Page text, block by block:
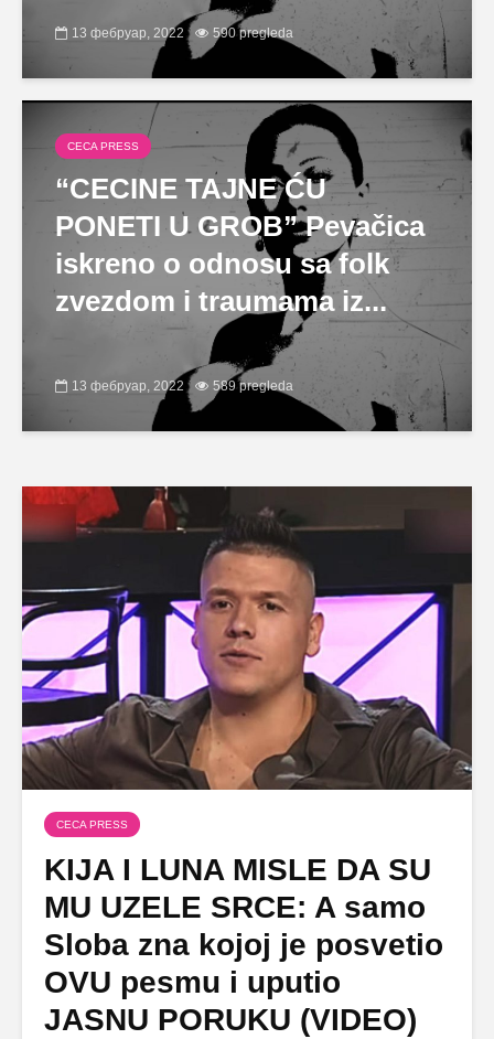
13 фебруар, 2022 590 pregleda
CECA PRESS
“CECINE TAJNE ĆU
PONETI U GROB” Pevačica
iskreno o odnosu sa folk
zvezdom i traumama iz...
13 фебруар, 2022 589 pregleda
CECA PRESS
KIJA I LUNA MISLE DA SU
MU UZELE SRCE: A samo
Sloba zna kojoj je posvetio
OVU pesmu i uputio
JASNU PORUKU (VIDEO)